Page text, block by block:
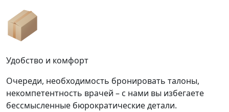
Удобство и комфорт
Очереди, необходимость бронировать талоны,
некомпетентность врачей – с нами вы избегаете
бессмысленные бюрократические детали.